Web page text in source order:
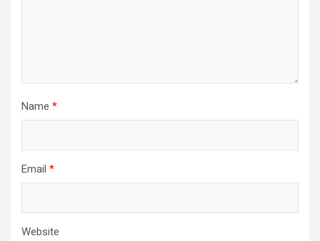
Name *
Email *
Website